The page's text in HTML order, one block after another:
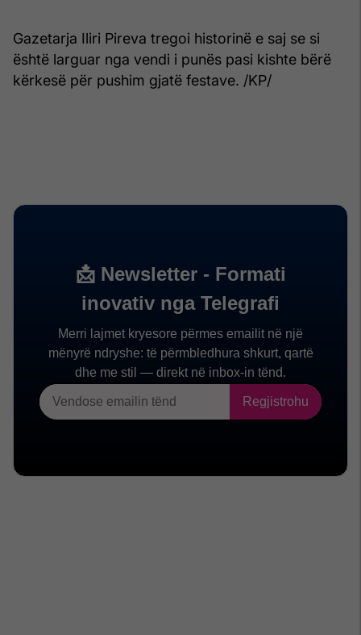
Gazetarja Iliri Pireva tregoi historinë e saj se si
është larguar nga vendi i punës pasi kishte bërë
kërkesë për pushim gjatë festave. /KP/